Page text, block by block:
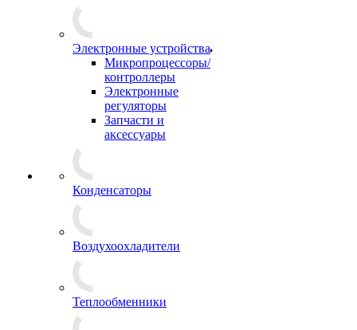
Электронные устройства
Микропроцессоры/
контроллеры
Электронные
регуляторы
Запчасти и
аксессуары
Конденсаторы
Воздухоохладители
Теплообменники